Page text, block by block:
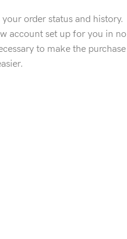
order status and history.
account set up for you in no
to make the purchase